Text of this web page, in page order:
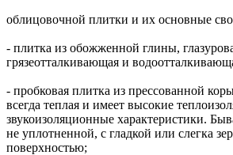
облицовочной плитки и их основные
- плитка из обожженной глины,
грязеотталкивающая и
- пробковая плитка из прессованной
всегда теплая и имеет высокие
звукоизоляционные характеристики.
не уплотненной, с гладкой или слегка
поверхностью;